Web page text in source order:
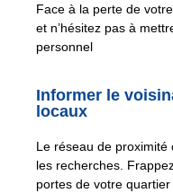
Face à la perte de
et n’hésitez pas à
personnel
Informer le
locaux
Le réseau de
les recherches.
portes de votre